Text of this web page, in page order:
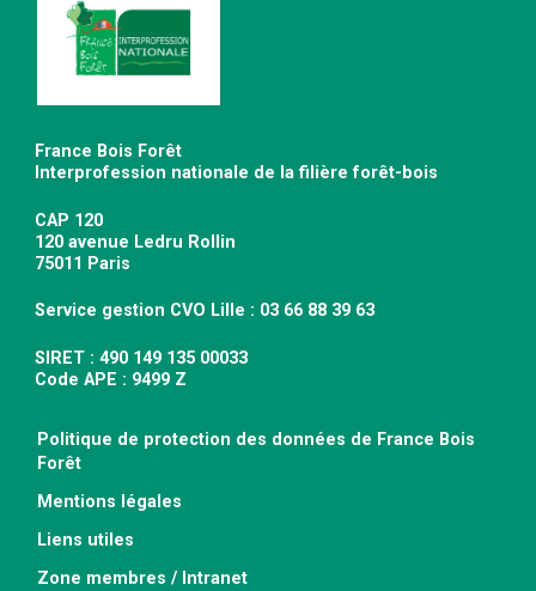
France Bois Forêt
Interprofession nationale de la filière forêt-bois
CAP 120
120 avenue Ledru Rollin
75011 Paris
Service gestion CVO Lille : 03 66 88 39 63
SIRET : 490 149 135 00033
Code APE : 9499 Z
Politique de protection des données de France Bois
Forêt
Mentions légales
Liens utiles
Zone membres / Intranet